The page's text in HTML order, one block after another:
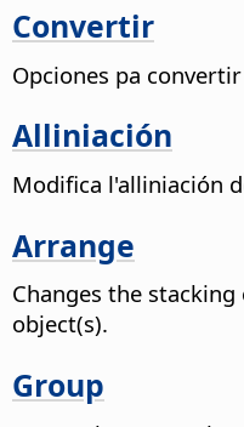
Convertir
Opciones pa
Alliniación
Modifica l'alliniación
Arrange
Changes the
object(s).
Group